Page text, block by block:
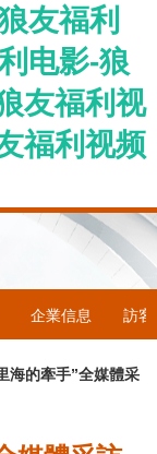
友福利
电影-狼
友福利视
福利视频
企業信息 訪客
海的牽手”全媒體采